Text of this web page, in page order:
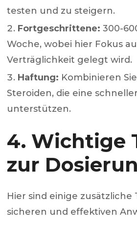
testen und zu steigern.
Fortgeschrittene: 300-
Woche, wobei hier Fokus
Verträglichkeit gelegt wird.
Haftung: Kombinieren
Steroiden, die eine
unterstützen.
4. Wichtige
zur
Hier sind einige zusätzliche
sicheren und effektiven